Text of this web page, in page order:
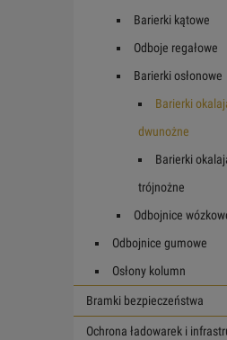
Barierki kątowe
Odboje regałowe
Barierki osłonowe
Barierki
dwunożne
Barierki
trójnożne
Odbojnice
Odbojnice gumowe
Osłony kolumn
Bramki bezpieczeństwa
Ochrona ładowarek i